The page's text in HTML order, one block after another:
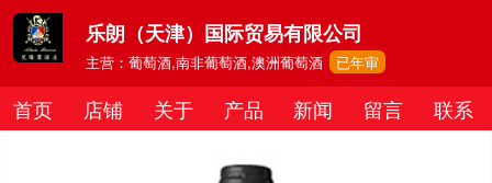
乐朗（天津）国际贸易有限公司
主营：葡萄酒,南非葡萄酒,澳洲葡萄酒 已年审
首页 店铺 关于 产品 新闻 留言 联系